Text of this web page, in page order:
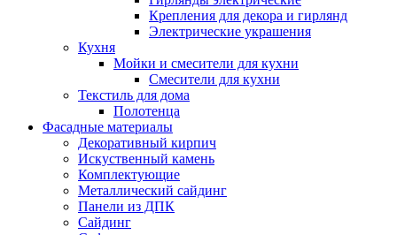
Крепления для декора и гирлянд
Электрические украшения
Кухня
Мойки и смесители для кухни
Смесители для кухни
Текстиль для дома
Полотенца
Фасадные материалы
Декоративный кирпич
Искуственный камень
Комплектующие
Металлический сайдинг
Панели из ДПК
Сайдинг